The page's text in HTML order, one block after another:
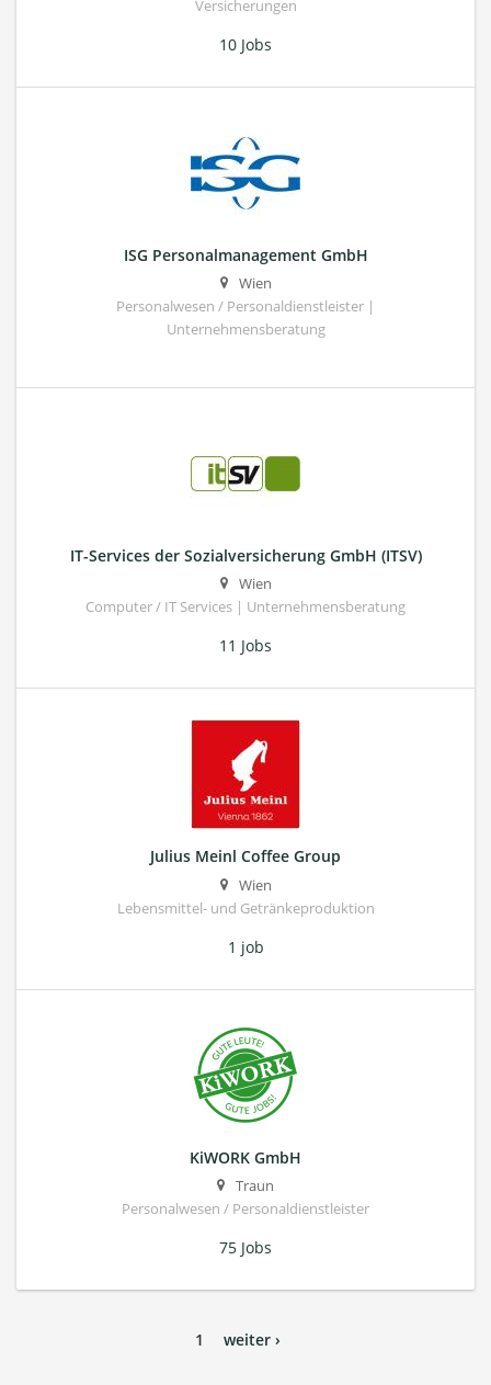
Versicherungen
10 Jobs
ISG Personalmanagement GmbH
Wien
Personalwesen / Personaldienstleister |
Unternehmensberatung
IT-Services der Sozialversicherung GmbH (ITSV)
Wien
Computer / IT Services | Unternehmensberatung
11 Jobs
Julius Meinl Coffee Group
Wien
Lebensmittel- und Getränkeproduktion
1 job
KiWORK GmbH
Traun
Personalwesen / Personaldienstleister
75 Jobs
1 weiter ›